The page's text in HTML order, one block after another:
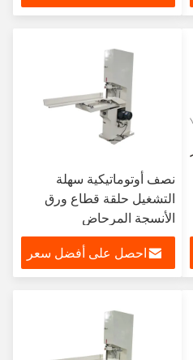
نصف أوتوماتيكية سهلة
التشغيل حلقة قطاع ورق
الأنسجة المرحاض
احصل على أفضل سعر